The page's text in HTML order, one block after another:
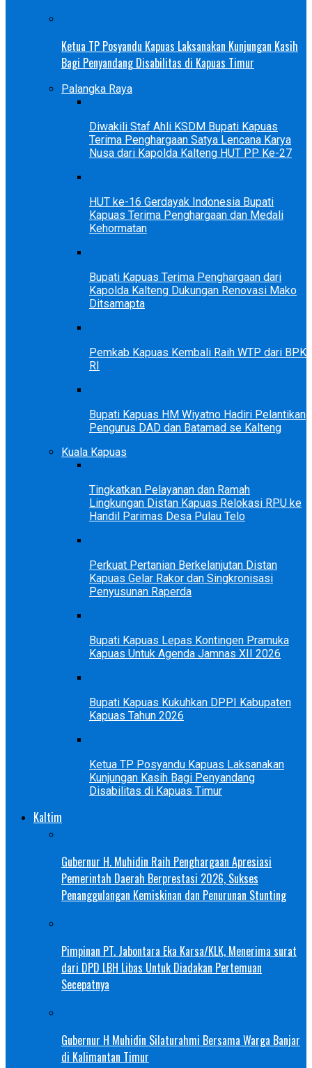
Ketua TP Posyandu Kapuas Laksanakan Kunjungan Kasih
Bagi Penyandang Disabilitas di Kapuas Timur
Palangka Raya
Diwakili Staf Ahli KSDM Bupati Kapuas
Terima Penghargaan Satya Lencana Karya
Nusa dari Kapolda Kalteng HUT PP Ke-27
HUT ke-16 Gerdayak Indonesia Bupati
Kapuas Terima Penghargaan dan Medali
Kehormatan
Bupati Kapuas Terima Penghargaan dari
Kapolda Kalteng Dukungan Renovasi Mako
Ditsamapta
Pemkab Kapuas Kembali Raih WTP dari BPK
RI
Bupati Kapuas HM Wiyatno Hadiri Pelantikan
Pengurus DAD dan Batamad se Kalteng
Kuala Kapuas
Tingkatkan Pelayanan dan Ramah
Lingkungan Distan Kapuas Relokasi RPU ke
Handil Parimas Desa Pulau Telo
Perkuat Pertanian Berkelanjutan Distan
Kapuas Gelar Rakor dan Singkronisasi
Penyusunan Raperda
Bupati Kapuas Lepas Kontingen Pramuka
Kapuas Untuk Agenda Jamnas XII 2026
Bupati Kapuas Kukuhkan DPPI Kabupaten
Kapuas Tahun 2026
Ketua TP Posyandu Kapuas Laksanakan
Kunjungan Kasih Bagi Penyandang
Disabilitas di Kapuas Timur
Kaltim
Gubernur H. Muhidin Raih Penghargaan Apresiasi
Pemerintah Daerah Berprestasi 2026, Sukses
Penanggulangan Kemiskinan dan Penurunan Stunting
Pimpinan PT. Jabontara Eka Karsa/KLK, Menerima surat
dari DPD LBH Libas Untuk Diadakan Pertemuan
Secepatnya
Gubernur H Muhidin Silaturahmi Bersama Warga Banjar
di Kalimantan Timur